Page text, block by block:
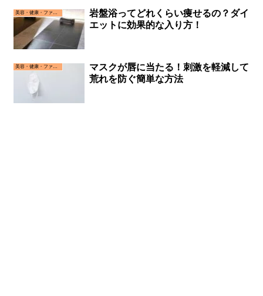
美容・健康・ファッション
岩盤浴ってどれくらい痩せるの？ダイ
エットに効果的な入り方！
マスクが唇に当たる！刺激を軽減して
荒れを防ぐ簡単な方法